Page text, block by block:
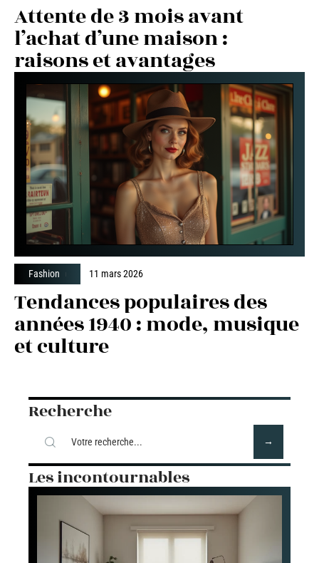
Attente de 3 mois avant
l’achat d’une maison :
raisons et avantages
Fashion 11 mars 2026
Tendances populaires des
années 1940 : mode, musique
et culture
Recherche
Les incontournables